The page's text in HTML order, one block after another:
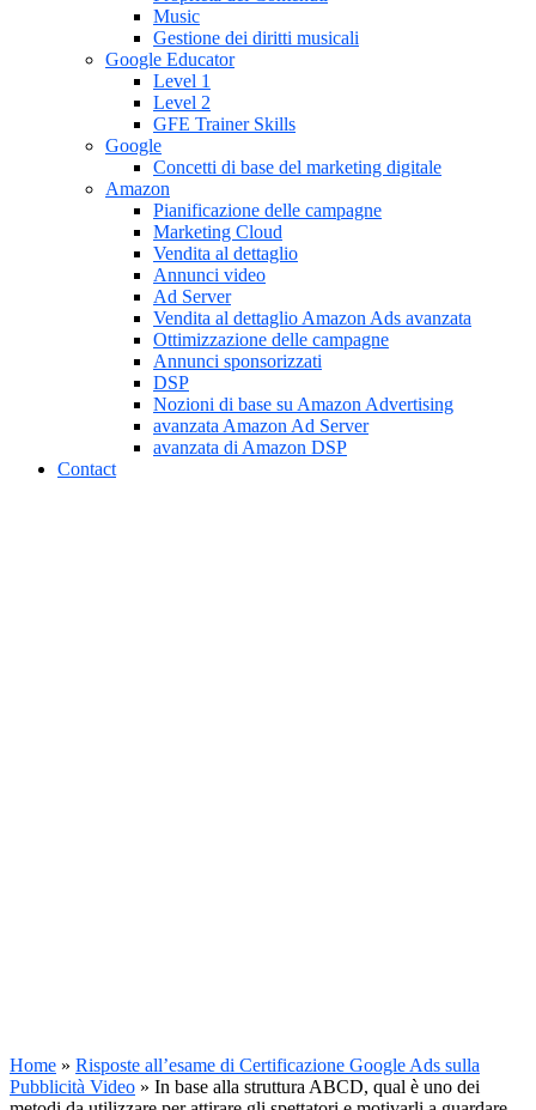
Music
Gestione dei diritti musicali
Google Educator
Level 1
Level 2
GFE Trainer Skills
Google
Concetti di base del marketing digitale
Amazon
Pianificazione delle campagne
Marketing Cloud
Vendita al dettaglio
Annunci video
Ad Server
Vendita al dettaglio Amazon Ads avanzata
Ottimizzazione delle campagne
Annunci sponsorizzati
DSP
Nozioni di base su Amazon Advertising
avanzata Amazon Ad Server
avanzata di Amazon DSP
Contact
Home » Risposte all’esame di Certificazione Google Ads sulla
Pubblicità Video » In base alla struttura ABCD, qual è uno dei